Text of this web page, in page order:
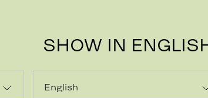
SHOW IN